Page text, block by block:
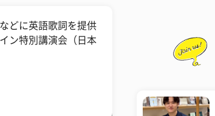
どに英語歌詞を提供
ン特別講演会（日本